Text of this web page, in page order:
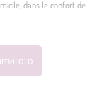
dans le confort de